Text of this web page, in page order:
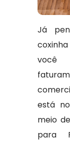
Já
você
está
meio
para